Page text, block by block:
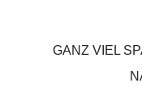
GANZ VIEL